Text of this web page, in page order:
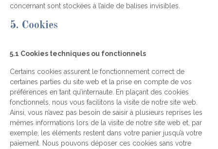
concernant sont stockées à l’aide de balises invisibles.
5. Cookies
5.1 Cookies techniques ou fonctionnels
Certains cookies assurent le fonctionnement correct de
certaines parties du site web et la prise en compte de vos
préférences en tant qu’internaute. En plaçant des cookies
fonctionnels, nous vous facilitons la visite de notre site web.
Ainsi, vous n’avez pas besoin de saisir à plusieurs reprises les
mêmes informations lors de la visite de notre site web et, par
exemple, les éléments restent dans votre panier jusqu’à votre
paiement. Nous pouvons déposer ces cookies sans votre